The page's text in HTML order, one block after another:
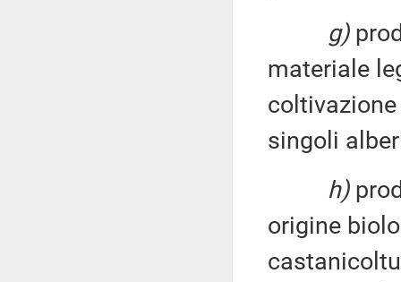
g)
materiale
singoli
h)
origine